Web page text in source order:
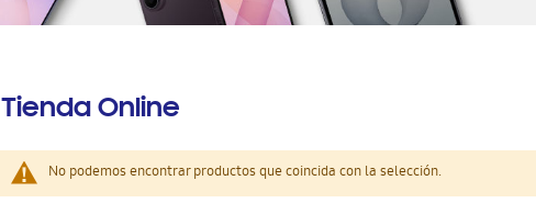
Tienda Online
No podemos encontrar productos que coincida con la selección.